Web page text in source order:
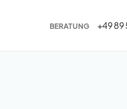
BERATUNG +49 89